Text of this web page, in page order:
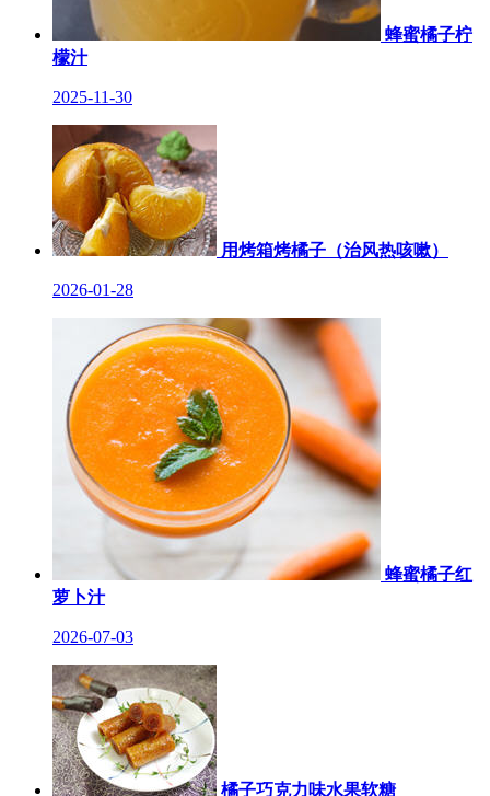
蜂蜜橘子柠
檬汁
2025-11-30
用烤箱烤橘子（治风热咳嗽）
2026-01-28
蜂蜜橘子红
萝卜汁
2026-07-03
橘子巧克力味水果软糖